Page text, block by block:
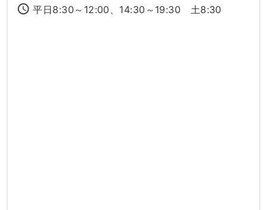
access_time 平日8:30～12:00、14:30～19:30 土8:30